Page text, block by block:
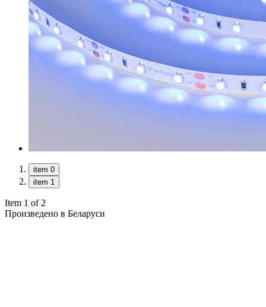
item 0
item 1
Item 1 of 2
Произведено в Беларуси